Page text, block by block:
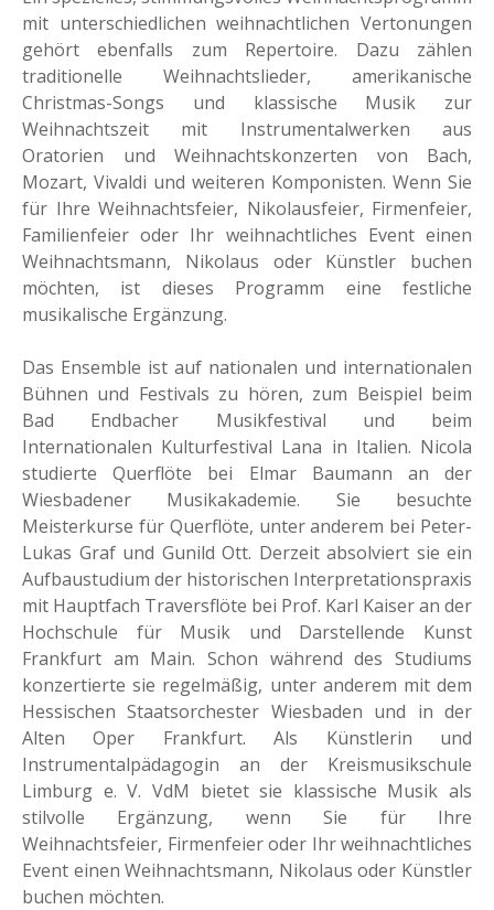
mit unterschiedlichen weihnachtlichen Vertonungen
gehört ebenfalls zum Repertoire. Dazu zählen
traditionelle Weihnachtslieder, amerikanische
Christmas-Songs und klassische Musik zur
Weihnachtszeit mit Instrumentalwerken aus
Oratorien und Weihnachtskonzerten von Bach,
Mozart, Vivaldi und weiteren Komponisten. Wenn Sie
für Ihre Weihnachtsfeier, Nikolausfeier, Firmenfeier,
Familienfeier oder Ihr weihnachtliches Event einen
Weihnachtsmann, Nikolaus oder Künstler buchen
möchten, ist dieses Programm eine festliche
musikalische Ergänzung.
Das Ensemble ist auf nationalen und internationalen
Bühnen und Festivals zu hören, zum Beispiel beim
Bad Endbacher Musikfestival und beim
Internationalen Kulturfestival Lana in Italien. Nicola
studierte Querflöte bei Elmar Baumann an der
Wiesbadener Musikakademie. Sie besuchte
Meisterkurse für Querflöte, unter anderem bei Peter-
Lukas Graf und Gunild Ott. Derzeit absolviert sie ein
Aufbaustudium der historischen Interpretationspraxis
mit Hauptfach Traversflöte bei Prof. Karl Kaiser an der
Hochschule für Musik und Darstellende Kunst
Frankfurt am Main. Schon während des Studiums
konzertierte sie regelmäßig, unter anderem mit dem
Hessischen Staatsorchester Wiesbaden und in der
Alten Oper Frankfurt. Als Künstlerin und
Instrumentalpädagogin an der Kreismusikschule
Limburg e. V. VdM bietet sie klassische Musik als
stilvolle Ergänzung, wenn Sie für Ihre
Weihnachtsfeier, Firmenfeier oder Ihr weihnachtliches
Event einen Weihnachtsmann, Nikolaus oder Künstler
buchen möchten.